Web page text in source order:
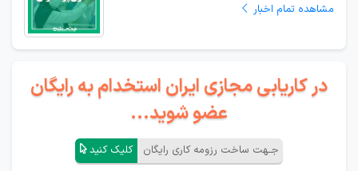
مشاهده تمام اخبار
در کاریابی مجازی ایران استخدام به رایگان
عضو شوید...
جـهت ساخت رزومه کاری رایگان کلیک کنید